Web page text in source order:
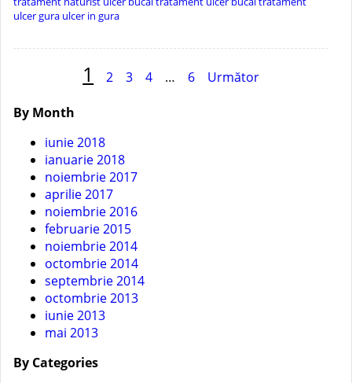
ulcer gura ulcer in gura
Navigare
articole
1 2 3 4 … 6 Următor
By Month
iunie 2018
ianuarie 2018
noiembrie 2017
aprilie 2017
noiembrie 2016
februarie 2015
noiembrie 2014
octombrie 2014
septembrie 2014
octombrie 2013
iunie 2013
mai 2013
By Categories